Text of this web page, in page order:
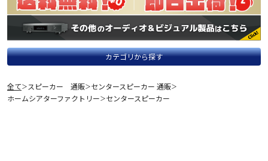
カテゴリから探す
全て＞ スピーカー 通販＞センタースピーカー 通販＞
ホームシアターファクトリー＞センタースピーカー